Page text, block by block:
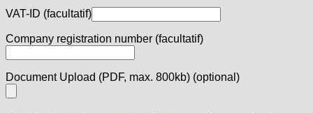
VAT-ID (facultatif)
Company registration number (facultatif)
Document Upload (PDF, max. 800kb) (optional)